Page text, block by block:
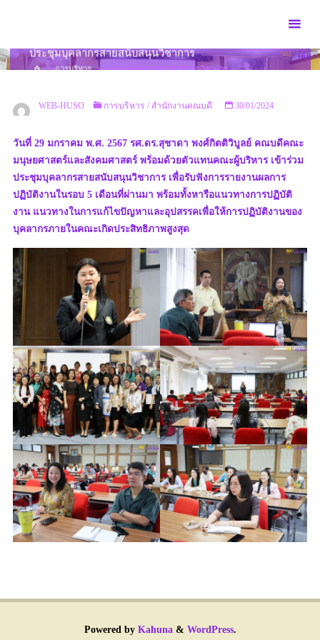
ประชุมบุคลากรสายสนับสนุนวิชาการ
HOMEการบริหาร ประชุมบุคลากรสายสนับสนุนวิชาการ
WEB-HUSO การบริหาร / สำนักงานคณบดี 30/01/2024
วันที่ 29 มกราคม พ.ศ. 2567 รศ.ดร.สุชาดา พงศ์กิตติวิบูลย์ คณบดีคณะ
มนุษยศาสตร์และสังคมศาสตร์ พร้อมด้วยตัวแทนคณะผู้บริหาร เข้าร่วม
ประชุมบุคลากรสายสนับสนุนวิชาการ เพื่อรับฟังการรายงานผลการ
ปฏิบัติงานในรอบ 5 เดือนที่ผ่านมา พร้อมทั้งหารือแนวทางการปฏิบัติ
งาน แนวทางในการแก้ไขปัญหาและอุปสรรคเพื่อให้การปฏิบัติงานของ
บุคลากรภายในคณะเกิดประสิทธิภาพสูงสุด
Powered byKahuna& WordPress.